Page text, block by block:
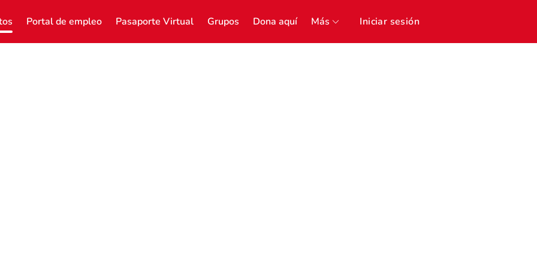
Portal de empleo Pasaporte Virtual Grupos Dona aquí Más Iniciar sesión